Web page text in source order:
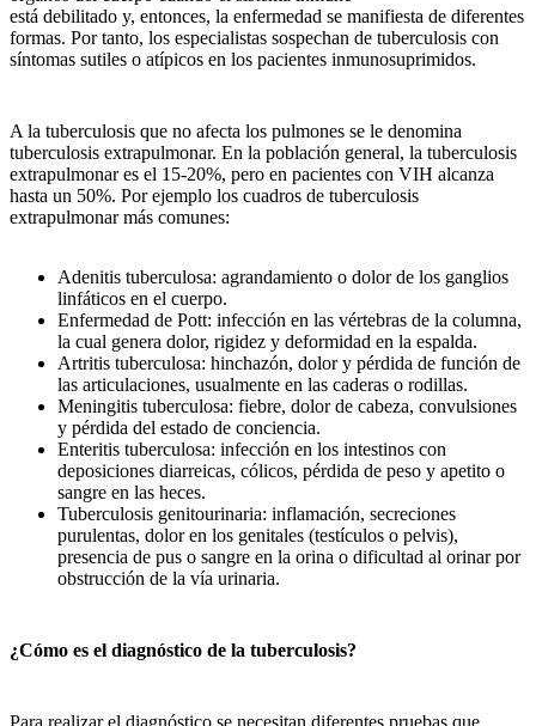
está debilitado y, entonces, la enfermedad se manifiesta de diferentes
formas. Por tanto, los especialistas sospechan de tuberculosis con
síntomas sutiles o atípicos en los pacientes inmunosuprimidos.
A la tuberculosis que no afecta los pulmones se le denomina
tuberculosis extrapulmonar. En la población general, la tuberculosis
extrapulmonar es el 15-20%, pero en pacientes con VIH alcanza
hasta un 50%. Por ejemplo los cuadros de tuberculosis
extrapulmonar más comunes:
Adenitis tuberculosa: agrandamiento o dolor de los ganglios
linfáticos en el cuerpo.
Enfermedad de Pott: infección en las vértebras de la columna,
la cual genera dolor, rigidez y deformidad en la espalda.
Artritis tuberculosa: hinchazón, dolor y pérdida de función de
las articulaciones, usualmente en las caderas o rodillas.
Meningitis tuberculosa: fiebre, dolor de cabeza, convulsiones
y pérdida del estado de conciencia.
Enteritis tuberculosa: infección en los intestinos con
deposiciones diarreicas, cólicos, pérdida de peso y apetito o
sangre en las heces.
Tuberculosis genitourinaria: inflamación, secreciones
purulentas, dolor en los genitales (testículos o pelvis),
presencia de pus o sangre en la orina o dificultad al orinar por
obstrucción de la vía urinaria.
¿Cómo es el diagnóstico de la tuberculosis?
Para realizar el diagnóstico se necesitan diferentes pruebas que